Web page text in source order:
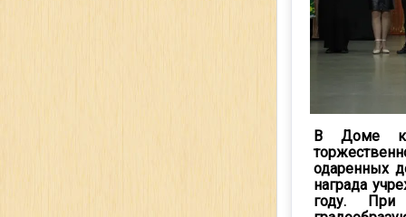
В Доме
одаренных
награда
году. При